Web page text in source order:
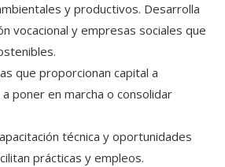
y productivos. Desarrolla
vocacional y empresas sociales que
que proporcionan capital a
poner en marcha o consolidar
técnica y oportunidades
prácticas y empleos.